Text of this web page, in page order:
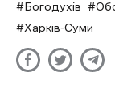
Богодухів
Харків-Суми